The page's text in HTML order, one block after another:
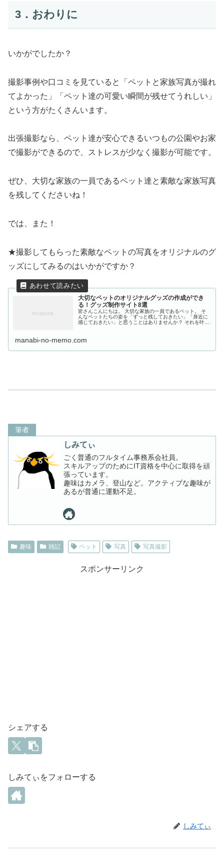
3．おわりに
いかがでしたか？
撮影事例や口コミを見ていると「ペットと家族写真が撮れ
てよかった」「ペット達の可愛い瞬間が残せてうれしい」
という方がたくさんいます。
出張撮影なら、ペット達が安心できるいつもの公園やお家
で撮影ができるので、ストレスが少なく撮影が可能です。
ぜひ、大切な家族の一員であるペット達と素敵な家族写真
を残してくださいね！
では、また！
★撮影してもらった素敵なペットの写真をオリジナルのグ
ッズにしてみるのはいかがですか？
大切なペットのオリジナルグッズの作成ができ
る！グッズ制作サイト8選
皆さんこんにちは。 大切な家族の一員であるペット。 そ
んなペットたちの姿を「ずっと残しておきたい」「身近に
感じておきたい」と思うことはありませんか？ それを叶え
manabi-no-memo.com
筆者
しみてぃ
ごく普通のフルタイム事務系会社員。
スキルアップのためにIT資格を中心に取得を頑
張っています。
趣味はカメラ、登山など。アクティブな趣味が
あるが普通に運動不足。
趣味 雑記 ペット 写真 写真撮影
スポンサーリンク
シェアする
しみてぃをフォローする
しみてぃ